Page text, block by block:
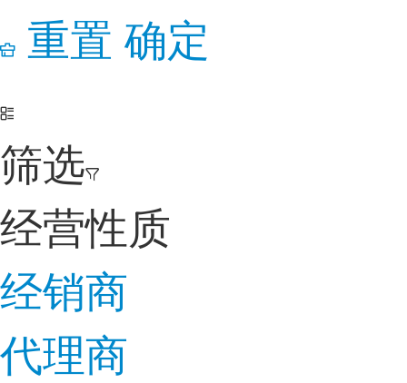
重置 确定
筛选
经营性质
经销商
代理商